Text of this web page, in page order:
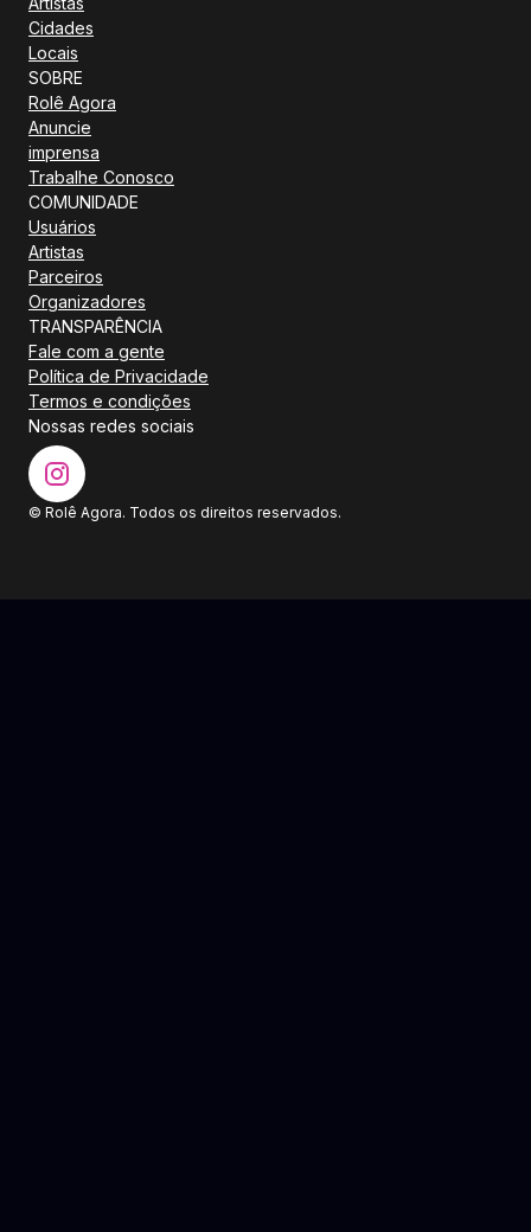
Cidades
Locais
SOBRE
Rolê Agora
Anuncie
imprensa
Trabalhe Conosco
COMUNIDADE
Usuários
Artistas
Parceiros
Organizadores
TRANSPARÊNCIA
Fale com a gente
Política de Privacidade
Termos e condições
Nossas redes sociais
© Rolê Agora. Todos os direitos reservados.